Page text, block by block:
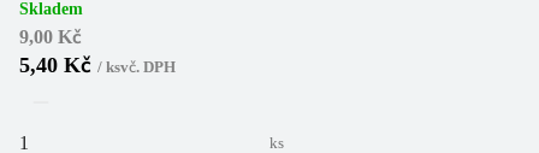
Skladem
9,00 Kč
5,40 Kč / ksvč. DPH
ks